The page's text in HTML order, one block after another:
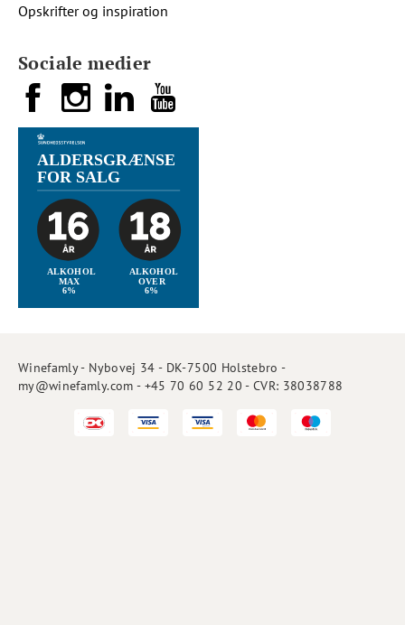
Sociale medier
Opskrifter og inspiration
Winefamly - Nybovej 34 - DK-7500 Holstebro -
my@winefamly.com - +45 70 60 52 20 - CVR: 38038788